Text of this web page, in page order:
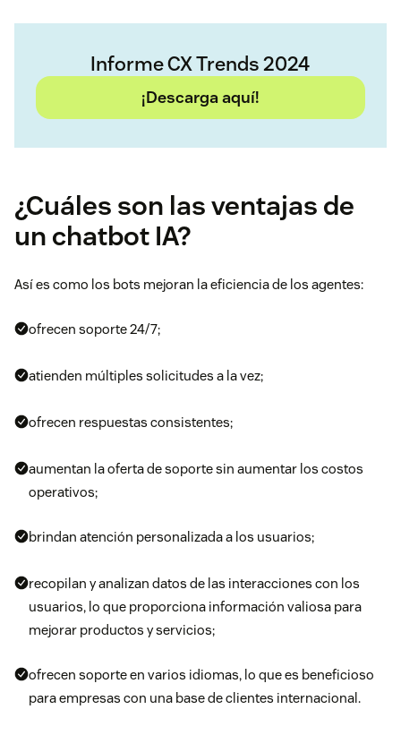
Informe CX Trends 2024
¡Descarga aquí!
¿Cuáles son las ventajas de
un chatbot IA?
Así es como los bots mejoran la eficiencia de los agentes:
ofrecen soporte 24/7;
atienden múltiples solicitudes a la vez;
ofrecen respuestas consistentes;
aumentan la oferta de soporte sin aumentar los costos
operativos;
brindan atención personalizada a los usuarios;
recopilan y analizan datos de las interacciones con los
usuarios, lo que proporciona información valiosa para
mejorar productos y servicios;
ofrecen soporte en varios idiomas, lo que es beneficioso
para empresas con una base de clientes internacional.